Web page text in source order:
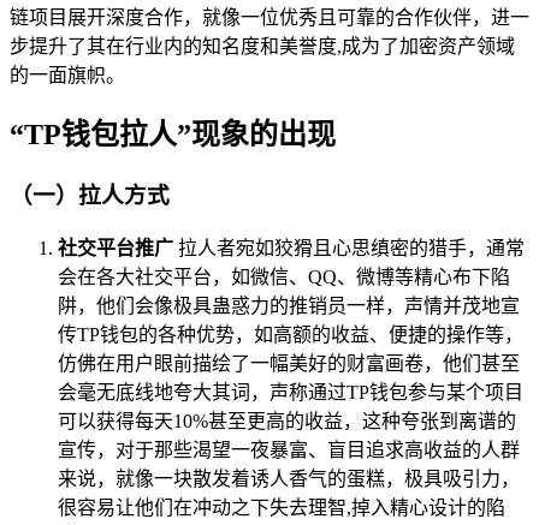
链项目展开深度合作，就像一位优秀且可靠的合作伙伴，进一
步提升了其在行业内的知名度和美誉度,成为了加密资产领域
的一面旗帜。
“TP钱包拉人”现象的出现
（一）拉人方式
社交平台推广 拉人者宛如狡猾且心思缜密的猎手，通常
会在各大社交平台，如微信、QQ、微博等精心布下陷
阱，他们会像极具蛊惑力的推销员一样，声情并茂地宣
传TP钱包的各种优势，如高额的收益、便捷的操作等，
仿佛在用户眼前描绘了一幅美好的财富画卷，他们甚至
会毫无底线地夸大其词，声称通过TP钱包参与某个项目
可以获得每天10%甚至更高的收益，这种夸张到离谱的
宣传，对于那些渴望一夜暴富、盲目追求高收益的人群
来说，就像一块散发着诱人香气的蛋糕，极具吸引力，
很容易让他们在冲动之下失去理智,掉入精心设计的陷